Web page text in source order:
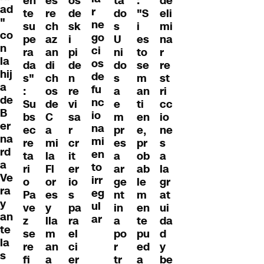
ad
"
co
n
la
hij
a
de
B
er
na
rd
a
Ve
ra
y
an
te
la
s
te
su
pe
ra
da
s"
:
Su
bs
ec
re
ta
ri
o
Pa
ve
z
se
re
fi
re
ch
az
an
di
ch
os
de
C
a
mi
la
Fl
or
es
y
lla
m
an
a
de
sk
i
pi
de
n
re
vi
sa
r
cr
it
er
io
s
pa
ra
el
ci
er
r
ne
go
ci
os
de
fu
nc
io
na
mi
en
to
irr
eg
ul
ar
do
s
U
ni
do
s
a
e
m
pr
es
a
ar
ge
nt
in
a
po
r
tr
"S
i
es
to
se
m
an
ti
en
e,
pr
ob
ab
le
m
en
te
pu
ed
a
eli
mi
na
r
re
st
ri
cc
io
ne
s
a
la
gr
at
ui
da
d
y
be